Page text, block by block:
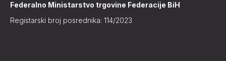
Federalno Ministarstvo trgovine Federacije BiH
Registarski broj posrednika: 114/2023